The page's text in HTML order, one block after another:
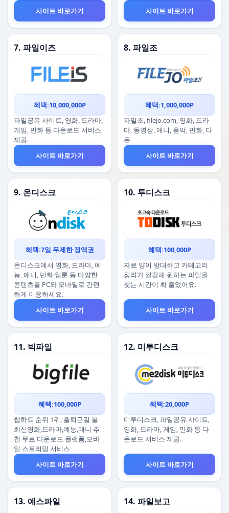
사이트 바로가기
사이트 바로가기
7. 파일이즈
혜택:10,000,000P
파일공유 사이트, 영화, 드라마,
게임, 만화 등 다운로드 서비스
제공.
사이트 바로가기
8. 파일조
혜택:1,000,000P
파일조, filejo.com, 영화, 드라
마, 동영상, 애니, 음악, 만화, 다
운
사이트 바로가기
9. 온디스크
혜택:7일 무제한 정액권
온디스크에서 영화, 드라마, 예
능, 애니, 만화·웹툰 등 다양한
콘텐츠를 PC와 모바일로 간편
하게 이용하세요.
사이트 바로가기
10. 투디스크
혜택:100,000P
자료 양이 방대하고 카테고리
정리가 깔끔해 원하는 파일을
찾는 시간이 확 줄었어요.
사이트 바로가기
11. 빅파일
혜택:100,000P
웹하드 순위 1위, 출퇴근길 볼
최신영화,드라마,예능,애니 추
천 무료 다운로드 플랫폼,모바
일 스트리밍 서비스
사이트 바로가기
12. 미투디스크
혜택:20,000P
미투디스크, 파일공유 사이트,
영화, 드라마, 게임, 만화 등 다
운로드 서비스 제공.
사이트 바로가기
13. 예스파일 14. 파일보고